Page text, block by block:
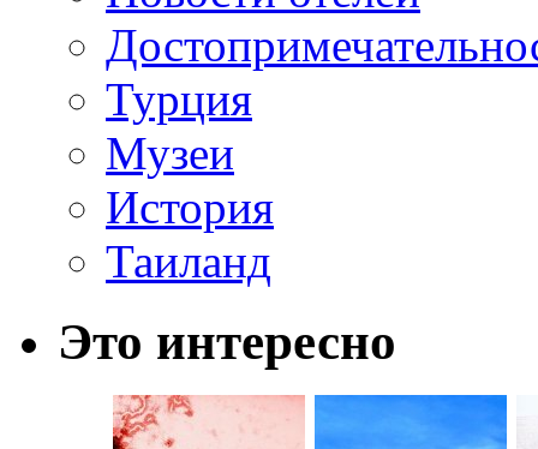
Турция
Музеи
История
Таиланд
Это интересно